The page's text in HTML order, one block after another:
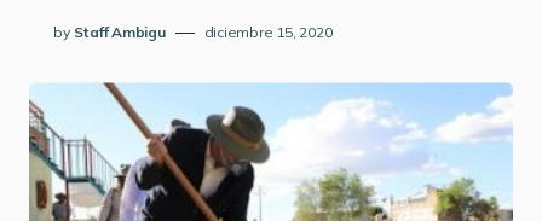
by Staff Ambigu diciembre 15, 2020